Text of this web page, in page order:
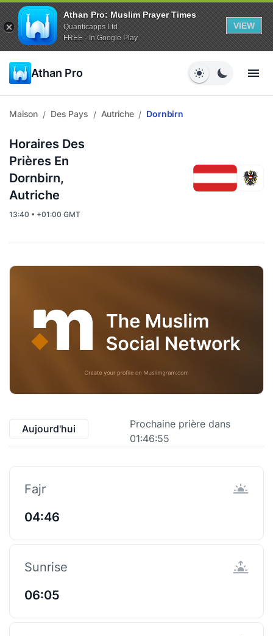
Athan Pro: Muslim Prayer Times
Quanticapps Ltd
FREE - In Google Play
VIEW
Athan Pro
Maison / Des Pays / Autriche / Dornbirn
Horaires Des
Prières En
Dornbirn,
Autriche
13:40 • +01:00 GMT
Aujourd'hui
Prochaine prière dans
01:46:55
Fajr
04:46
Sunrise
06:05